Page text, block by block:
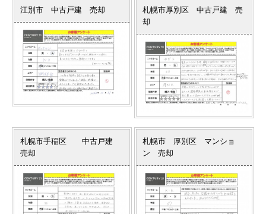
江別市 中古戸建 売却
札幌市厚別区 中古戸建 売
却
札幌市手稲区 中古戸建
売却
札幌市 厚別区 マンショ
ン 売却